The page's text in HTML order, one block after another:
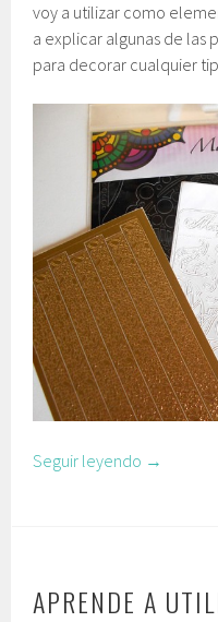
voy a utilizar como
a explicar algunas de las
para decorar cualquier
Seguir leyendo →
APRENDE A